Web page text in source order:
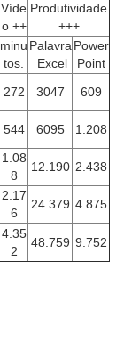
Víde
o ++
Produtividade
+++
minu
tos.
Palavra
Excel
Power
Point
272 3047 609
544 6095 1.208
1.08
8
12.190 2.438
2.17
6
24.379 4.875
4.35
2
48.759 9.752